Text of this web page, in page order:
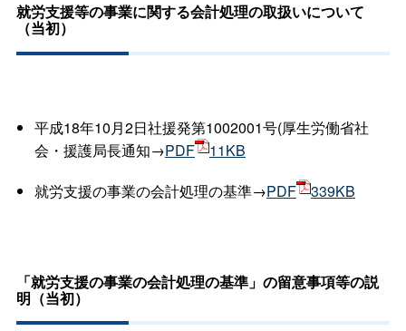
就労支援等の事業に関する会計処理の取扱いについて
（当初）
平成18年10月2日社援発第1002001号(厚生労働省社
会・援護局長通知→PDF
11KB
就労支援の事業の会計処理の基準→PDF 339KB
「就労支援の事業の会計処理の基準」の留意事項等の説
明（当初）